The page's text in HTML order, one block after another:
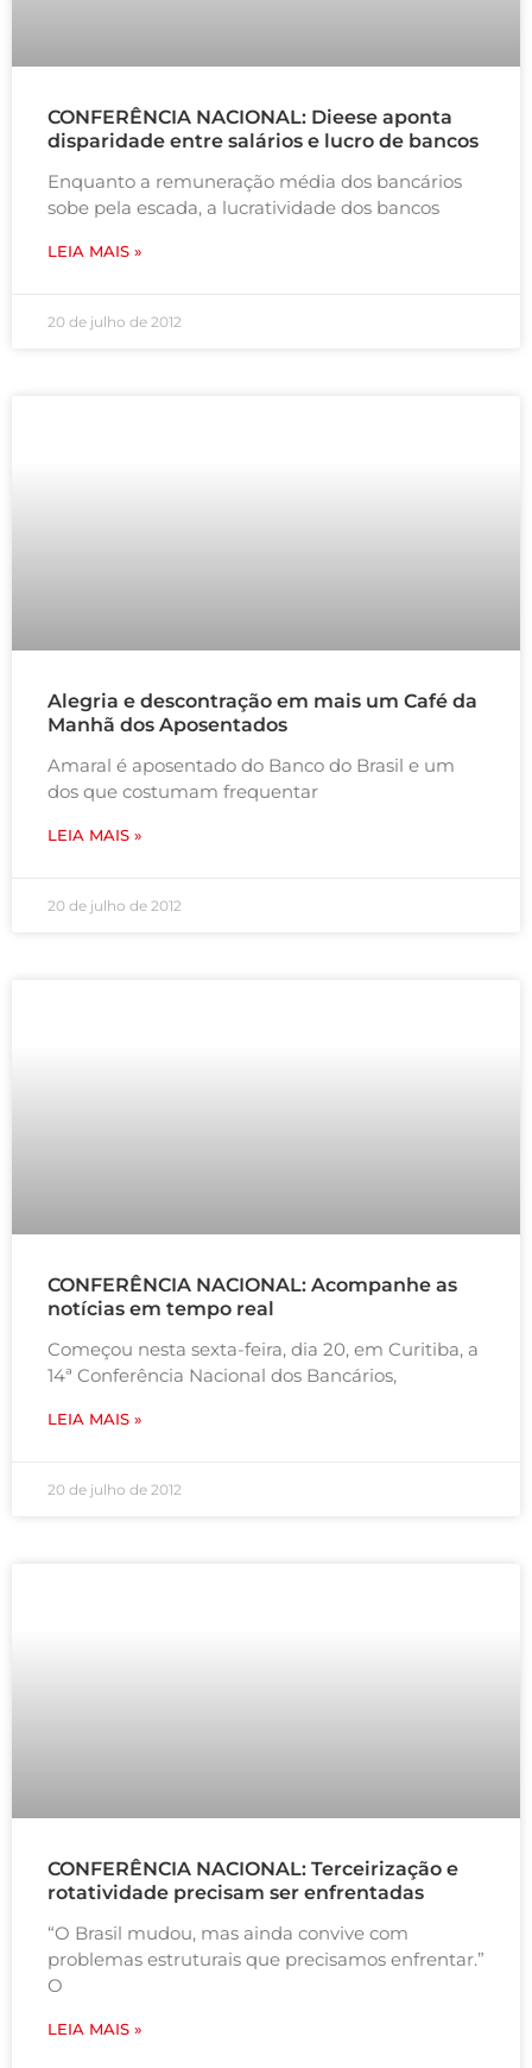
CONFERÊNCIA NACIONAL: Dieese aponta
disparidade entre salários e lucro de bancos
Enquanto a remuneração média dos bancários
sobe pela escada, a lucratividade dos bancos
LEIA MAIS »
20 de julho de 2012
Alegria e descontração em mais um Café da
Manhã dos Aposentados
Amaral é aposentado do Banco do Brasil e um
dos que costumam frequentar
LEIA MAIS »
20 de julho de 2012
CONFERÊNCIA NACIONAL: Acompanhe as
notícias em tempo real
Começou nesta sexta-feira, dia 20, em Curitiba, a
14ª Conferência Nacional dos Bancários,
LEIA MAIS »
20 de julho de 2012
CONFERÊNCIA NACIONAL: Terceirização e
rotatividade precisam ser enfrentadas
“O Brasil mudou, mas ainda convive com
problemas estruturais que precisamos enfrentar.”
O
LEIA MAIS »